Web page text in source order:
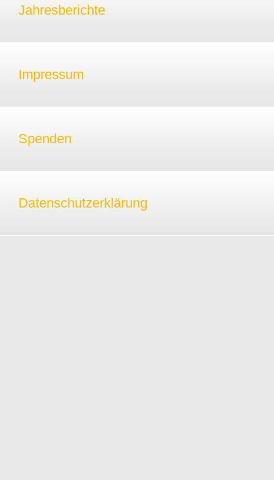
Jahresberichte
Impressum
Spenden
Datenschutzerklärung